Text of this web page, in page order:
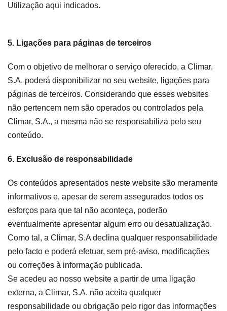
Utilização aqui indicados.
5. Ligações para páginas de terceiros
Com o objetivo de melhorar o serviço oferecido, a Climar,
S.A. poderá disponibilizar no seu website, ligações para
páginas de terceiros. Considerando que esses websites
não pertencem nem são operados ou controlados pela
Climar, S.A., a mesma não se responsabiliza pelo seu
conteúdo.
6. Exclusão de responsabilidade
Os conteúdos apresentados neste website são meramente
informativos e, apesar de serem assegurados todos os
esforços para que tal não aconteça, poderão
eventualmente apresentar algum erro ou desatualização.
Como tal, a Climar, S.A declina qualquer responsabilidade
pelo facto e poderá efetuar, sem pré-aviso, modificações
ou correções à informação publicada.
Se acedeu ao nosso website a partir de uma ligação
externa, a Climar, S.A. não aceita qualquer
responsabilidade ou obrigação pelo rigor das informações